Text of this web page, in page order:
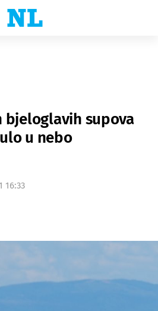
bjeloglavih supova
u nebo
16:33